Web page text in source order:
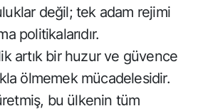
değil; tek adam rejimi
politikalarıdır.
artık bir huzur ve güvence
ölmemek mücadelesidir.
bu ülkenin tüm